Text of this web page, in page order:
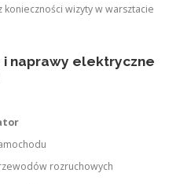
wizyty w warsztacie
i naprawy elektryczne
rozruchowych